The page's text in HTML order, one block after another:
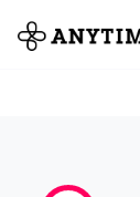
全て